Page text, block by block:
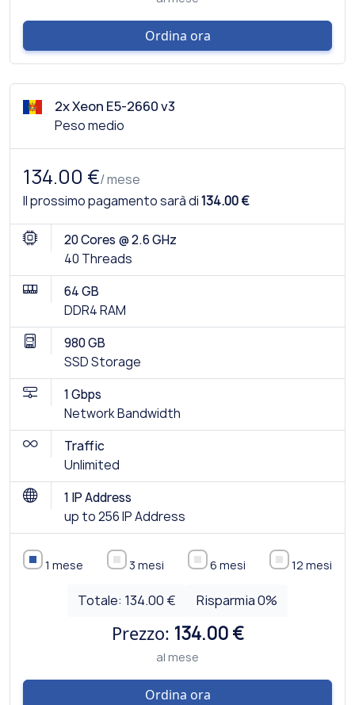
Ordina ora
2x Xeon E5-2660 v3
Peso medio
134.00 €/ mese
Il prossimo pagamento sarà di134.00 €
20 Cores @ 2.6 GHz
40 Threads
64 GB
DDR4 RAM
980 GB
SSD Storage
1 Gbps
Network Bandwidth
Traffic
Unlimited
1 IP Address
up to 256 IP Address
1 mese 3 mesi 6 mesi 12 mesi
Totale: 134.00 € Risparmia0%
Prezzo: 134.00 €
al mese
Ordina ora